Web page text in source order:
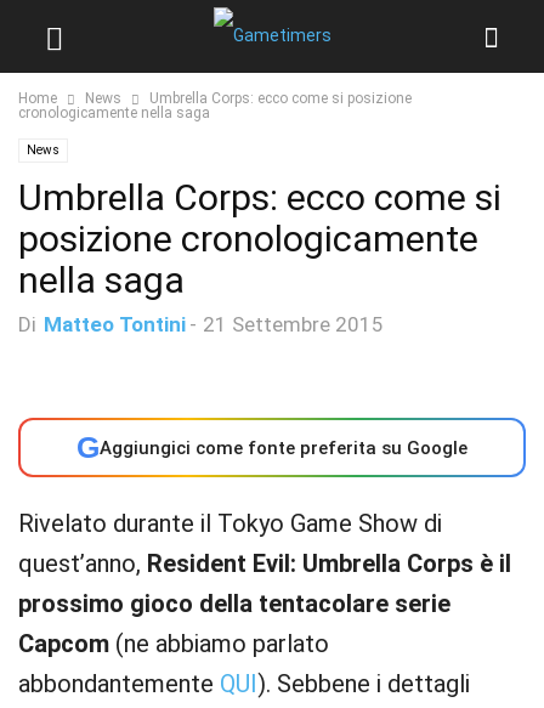
Home News
Umbrella Corps: ecco come si posizione
cronologicamente nella saga
News
Umbrella Corps: ecco come si
posizione cronologicamente
nella saga
Di Matteo Tontini - 21 Settembre 2015
GAggiungici come fonte preferita su Google
Rivelato durante il Tokyo Game Show di
quest’anno, Resident Evil: Umbrella Corps è il
prossimo gioco della tentacolare serie
Capcom (ne abbiamo parlato
abbondantemente QUI). Sebbene i dettagli